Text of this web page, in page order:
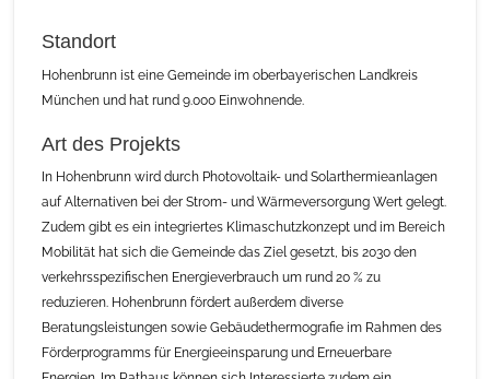
Standort
Hohenbrunn ist eine Gemeinde im oberbayerischen Landkreis
München und hat rund 9.000 Einwohnende.
Art des Projekts
In Hohenbrunn wird durch Photovoltaik- und Solarthermieanlagen
auf Alternativen bei der Strom- und Wärmeversorgung Wert gelegt.
Zudem gibt es ein integriertes Klimaschutzkonzept und im Bereich
Mobilität hat sich die Gemeinde das Ziel gesetzt, bis 2030 den
verkehrsspezifischen Energieverbrauch um rund 20 % zu
reduzieren. Hohenbrunn fördert außerdem diverse
Beratungsleistungen sowie Gebäudethermografie im Rahmen des
Förderprogramms für Energieeinsparung und Erneuerbare